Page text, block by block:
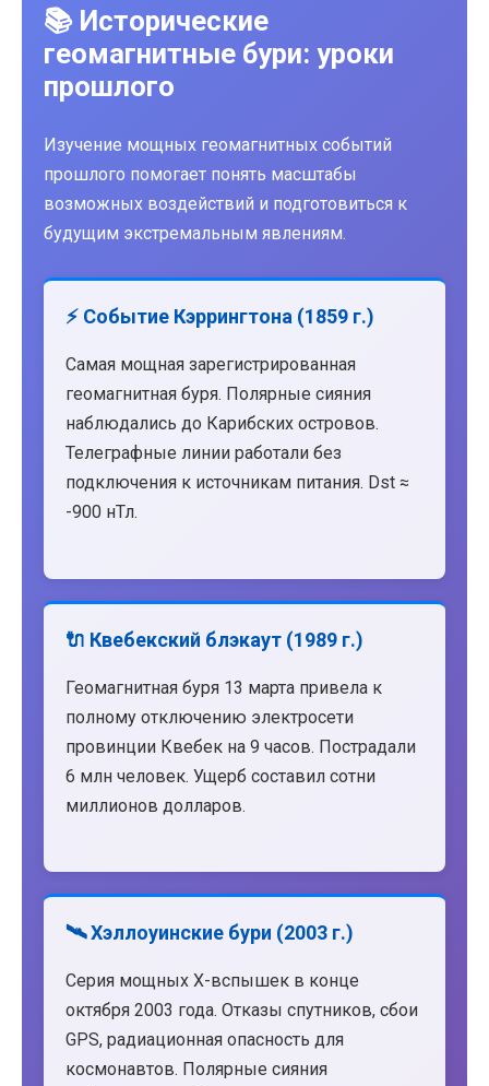
📚 Исторические
геомагнитные бури: уроки
прошлого
Изучение мощных геомагнитных событий
прошлого помогает понять масштабы
возможных воздействий и подготовиться к
будущим экстремальным явлениям.
⚡ Событие Кэррингтона (1859 г.)
Самая мощная зарегистрированная
геомагнитная буря. Полярные сияния
наблюдались до Карибских островов.
Телеграфные линии работали без
подключения к источникам питания. Dst ≈
-900 нТл.
🔌 Квебекский блэкаут (1989 г.)
Геомагнитная буря 13 марта привела к
полному отключению электросети
провинции Квебек на 9 часов. Пострадали
6 млн человек. Ущерб составил сотни
миллионов долларов.
🛰️ Хэллоуинские бури (2003 г.)
Серия мощных X-вспышек в конце
октября 2003 года. Отказы спутников, сбои
GPS, радиационная опасность для
космонавтов. Полярные сияния